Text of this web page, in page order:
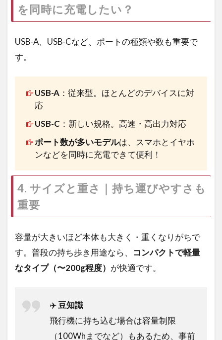
を同時に充電したい？
USB-A、USB-Cなど、ポートの種類や数も重要で
す。
USB-A ：従来型。ほとんどのデバイスに対
応
USB-C ：新しい規格。高速・高出力対応
ポート数が多いモデルは、スマホとイヤホ
ンなどを同時に充電できて便利！
4. サイズと重さ｜持ち運びやすさも
重要
容量が大きいほど本体も大きく・重くなりがちで
す。普段の持ち歩き用途なら、 コンパクトで軽量
なタイプ（〜200g程度） が快適です。
✈️豆知識
飛行機に持ち込む場合は容量制限
（100Whまでなど）もあるため、事前